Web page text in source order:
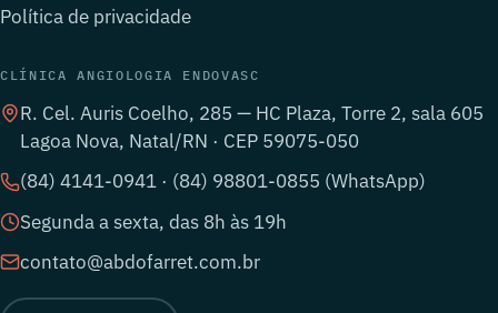
Política de privacidade
CLÍNICA ANGIOLOGIA ENDOVASC
R. Cel. Auris Coelho, 285 — HC Plaza, Torre 2, sala 605
Lagoa Nova, Natal/RN · CEP 59075-050
(84) 4141-0941 · (84) 98801-0855 (WhatsApp)
Segunda a sexta, das 8h às 19h
contato@abdofarret.com.br